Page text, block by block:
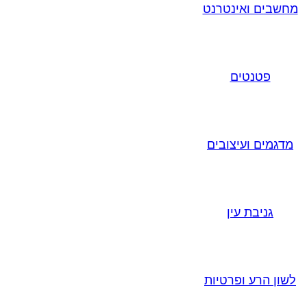
מחשבים ואינטרנט
פטנטים
מדגמים ועיצובים
גניבת עין
לשון הרע ופרטיות